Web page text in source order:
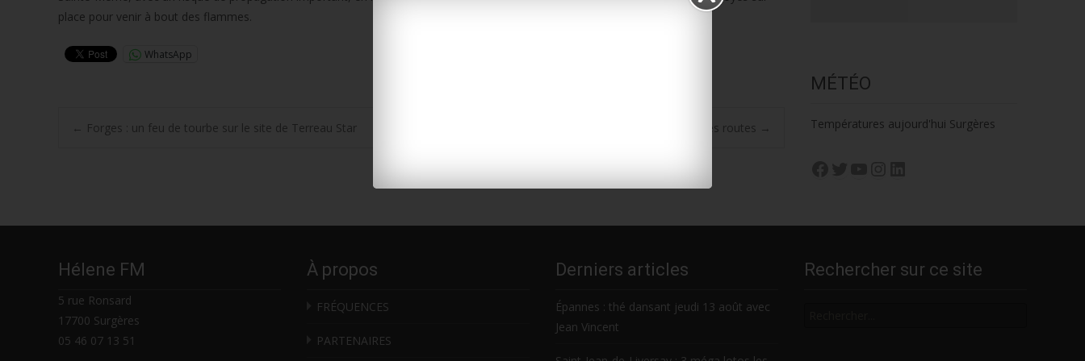
place pour venir à bout des flammes.
WhatsApp
Post
← Forges : un feu de tourbe sur le site de Terreau Star Royan : encore un accident avec un véhicule des agents des routes →
MÉTÉO
Températures aujourd'hui Surgères
Hélene FM
5 rue Ronsard
17700 Surgères
05 46 07 13 51
À propos
FRÉQUENCES
PARTENAIRES
Derniers articles
Épannes : thé dansant jeudi 13 août avec
Jean Vincent
Rechercher sur ce site